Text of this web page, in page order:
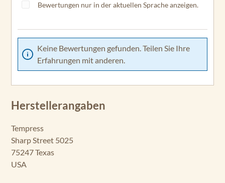
Bewertungen nur in der aktuellen Sprache anzeigen.
Keine Bewertungen gefunden. Teilen Sie Ihre
Erfahrungen mit anderen.
Herstellerangaben
Tempress
Sharp Street 5025
75247 Texas
USA